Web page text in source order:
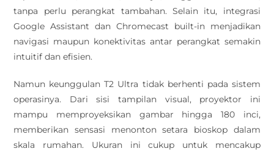
tanpa perlu perangkat tambahan. Selain itu, integrasi
Google Assistant dan Chromecast built-in menjadikan
navigasi maupun konektivitas antar perangkat semakin
intuitif dan efisien.
Namun keunggulan T2 Ultra tidak berhenti pada sistem
operasinya. Dari sisi tampilan visual, proyektor ini
mampu memproyeksikan gambar hingga 180 inci,
memberikan sensasi menonton setara bioskop dalam
skala rumahan. Ukuran ini cukup untuk mencakup